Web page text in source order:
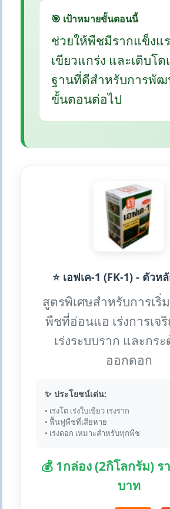
🎯 เป้าหมายขั้นตอนนี้
ช่วยให้พืชมีรากแข็งแ
เขียวแกร่ง และเติบโต
ฐานที่ดีสำหรับการพัฒ
ขั้นตอนต่อไป
⭐ เอฟเค-1 (FK-1) - ตัวห
สูตรพิเศษสำหรับการเ
พืชที่อ่อนแอ เร่งการเจ
เร่งระบบราก และกร
ออกดอก
✨ ประโยชน์เด่น:
• เร่งโต เร่งใบเขียว เร่งราก
• ฟื้นฟูพืชที่เสียหาย
• เร่งดอก เหมาะสำหรับทุกพืช
💰 1กล่อง (2กิโลกรัม) ร
บาท